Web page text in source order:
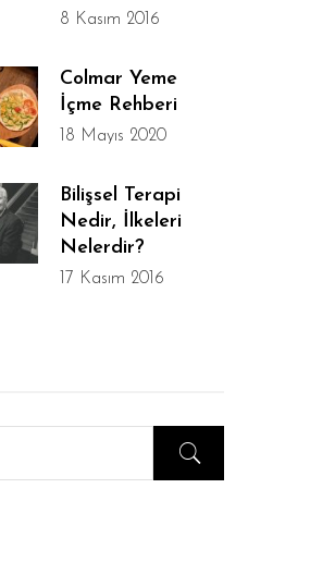
8 Kasım 2016
Colmar Yeme
İçme Rehberi
18 Mayıs 2020
Bilişsel Terapi
Nedir, İlkeleri
Nelerdir?
17 Kasım 2016